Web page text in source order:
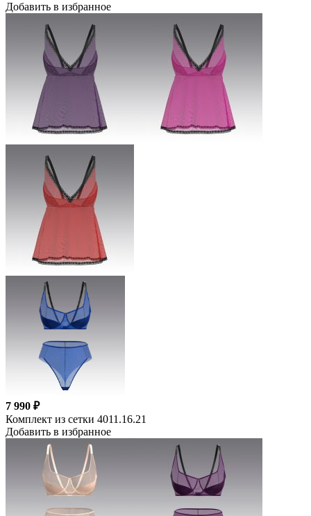
Добавить в избранное
7 990 ₽
Комплект из сетки 4011.16.21
Добавить в избранное